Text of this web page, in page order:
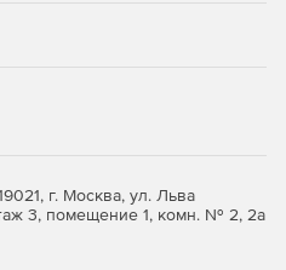
эффективную
г. Москва, ул. Льва
3, помещение 1, комн. № 2, 2а